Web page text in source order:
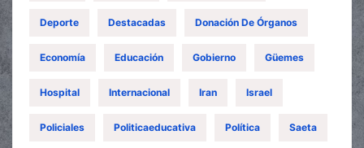
Deporte Destacadas Donación De Órganos
Economía Educación Gobierno Güemes
Hospital Internacional Iran Israel
Policiales Politicaeducativa Política Saeta